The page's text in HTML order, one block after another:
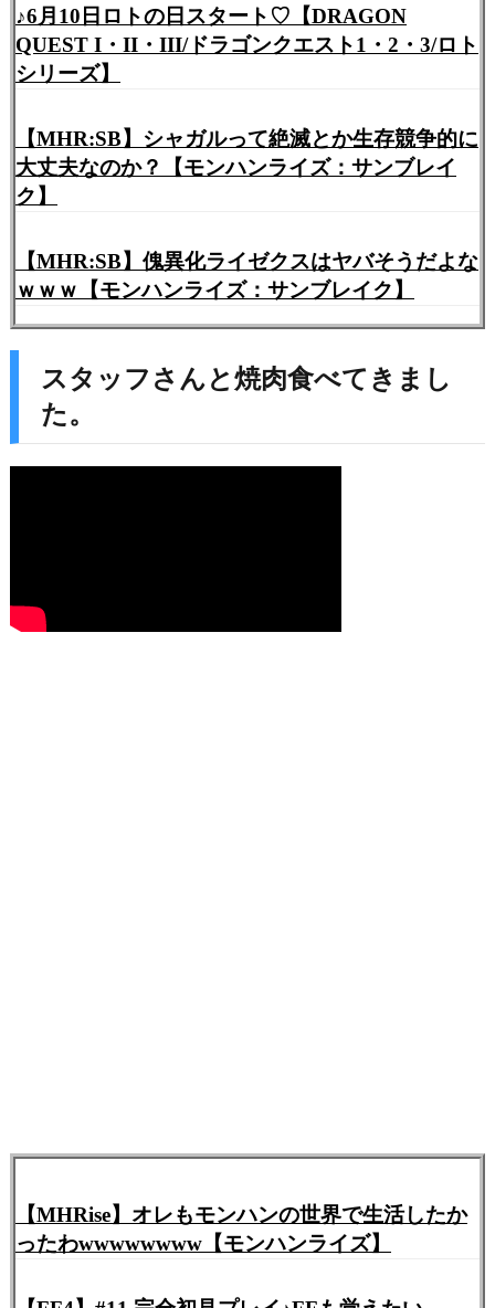
♪6月10日ロトの日スタート♡【DRAGON
QUEST I・II・III/ドラゴンクエスト1・2・3/ロト
シリーズ】
【MHR:SB】シャガルって絶滅とか生存競争的に
大丈夫なのか？【モンハンライズ：サンブレイ
ク】
【MHR:SB】傀異化ライゼクスはヤバそうだよな
ｗｗｗ【モンハンライズ：サンブレイク】
スタッフさんと焼肉食べてきまし
た。
【MHRise】オレもモンハンの世界で生活したか
ったわwwwwwwww【モンハンライズ】